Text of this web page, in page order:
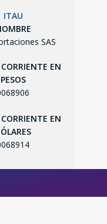
ITAU
SAS
EN
PESOS
EN